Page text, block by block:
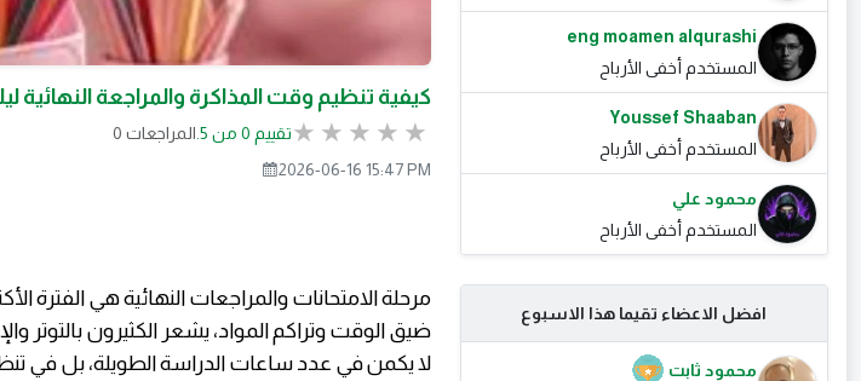
eng moamen alqurashi
المستخدم أخفى الأرباح
Youssef Shaaban
المستخدم أخفى الأرباح
محمود علي
المستخدم أخفى الأرباح
افضل الاعضاء تقيما هذا الاسبوع
محمود ثابت
كيفية تنظيم وقت المذاكرة والمراجعة النهائية
تقييم 0 من 5.
0 المراجعات
2026-06-16 15:47 PM
مرحلة الامتحانات والمراجعات النهائية هي الفترة
ضيق الوقت وتراكم المواد، يشعر الكثيرون بالتوتر
لا يكمن في عدد ساعات الدراسة الطويلة، بل في